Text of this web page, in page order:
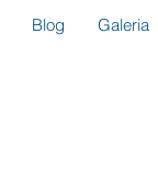
Blog Galeria